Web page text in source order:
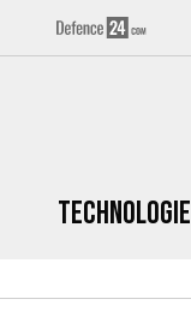
Technologie